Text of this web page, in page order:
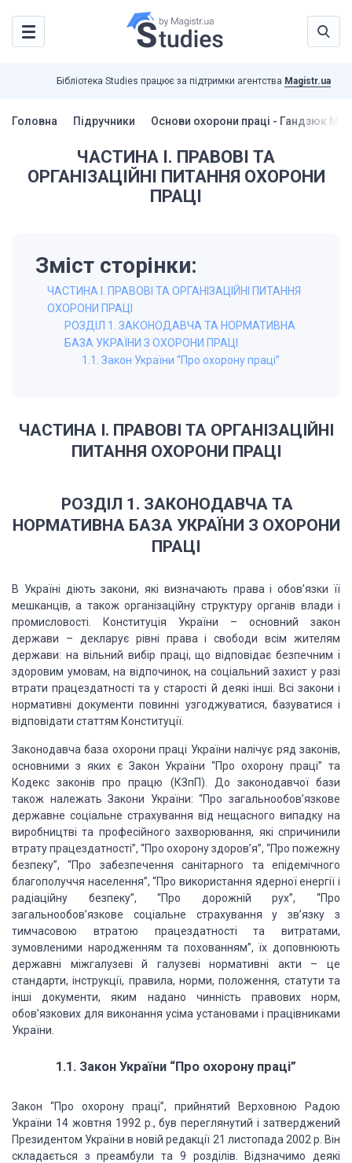
Бібліотека Studies працює за підтримки агентства Magistr.ua
Головна Підручники Основи охорони праці - Гандзюк М.П.
ЧАСТИНА І. ПРАВОВІ ТА
ОРГАНІЗАЦІЙНІ ПИТАННЯ ОХОРОНИ
ПРАЦІ
Зміст сторінки:
ЧАСТИНА І. ПРАВОВІ ТА ОРГАНІЗАЦІЙНІ ПИТАННЯ
ОХОРОНИ ПРАЦІ
РОЗДІЛ 1. ЗАКОНОДАВЧА ТА НОРМАТИВНА
БАЗА УКРАЇНИ З ОХОРОНИ ПРАЦІ
1.1. Закон України “Про охорону праці”
ЧАСТИНА І. ПРАВОВІ ТА ОРГАНІЗАЦІЙНІ
ПИТАННЯ ОХОРОНИ ПРАЦІ
РОЗДІЛ 1. ЗАКОНОДАВЧА ТА
НОРМАТИВНА БАЗА УКРАЇНИ З ОХОРОНИ
ПРАЦІ
В Україні діють закони, які визначають права і обов’язки її
мешканців, а також організаційну структуру органів влади і
промисловості. Конституція України – основний закон
держави – декларує рівні права і свободи всім жителям
держави: на вільний вибір праці, що відповідає безпечним і
здоровим умовам, на відпочинок, на соціальний захист у разі
втрати працездатності та у старості й деякі інші. Всі закони і
нормативні документи повинні узгоджуватися, базуватися і
відповідати статтям Конституції.
Законодавча база охорони праці України налічує ряд законів,
основними з яких є Закон України “Про охорону праці” та
Кодекс законів про працю (КЗпП). До законодавчої бази
також належать Закони України: “Про загальнообов’язкове
державне соціальне страхування від нещасного випадку на
виробництві та професійного захворювання, які спричинили
втрату працездатності”, “Про охорону здоров’я”, “Про пожежну
безпеку”, “Про забезпечення санітарного та епідемічного
благополуччя населення”, “Про використання ядерної енергії і
радіаційну безпеку”, “Про дорожній рух”, “Про
загальнообов’язкове соціальне страхування у зв’язку з
тимчасовою втратою працездатності та витратами,
зумовленими народженням та похованням”, їх доповнюють
державні міжгалузеві й галузеві нормативні акти – це
стандарти, інструкції, правила, норми, положення, статути та
інші документи, яким надано чинність правових норм,
обов’язкових для виконання усіма установами і працівниками
України.
1.1. Закон України “Про охорону праці”
Закон “Про охорону праці”, прийнятий Верховною Радою
України 14 жовтня 1992 р., був переглянутий і затверджений
Президентом України в новій редакції 21 листопада 2002 р. Він
складається з преамбули та 9 розділів. Відзначимо деякі